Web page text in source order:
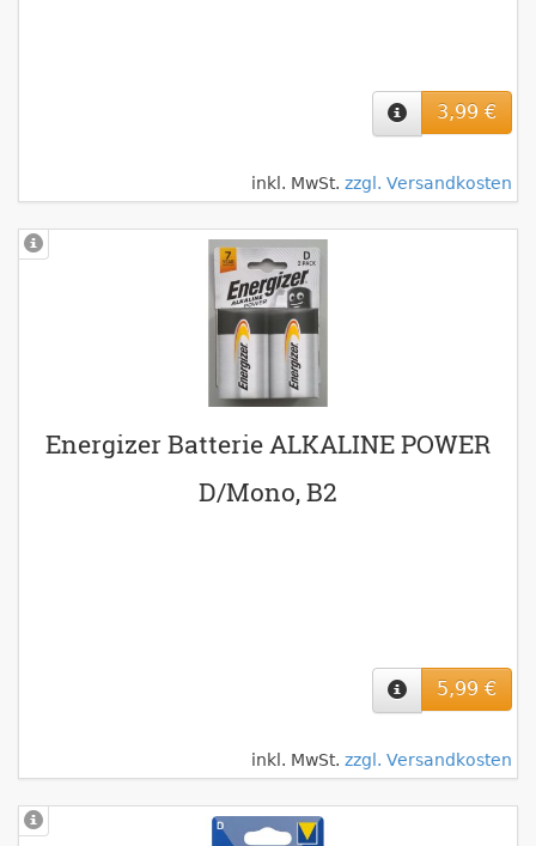
3,99 €
inkl. MwSt. zzgl. Versandkosten
Energizer Batterie ALKALINE POWER
D/Mono, B2
5,99 €
inkl. MwSt. zzgl. Versandkosten